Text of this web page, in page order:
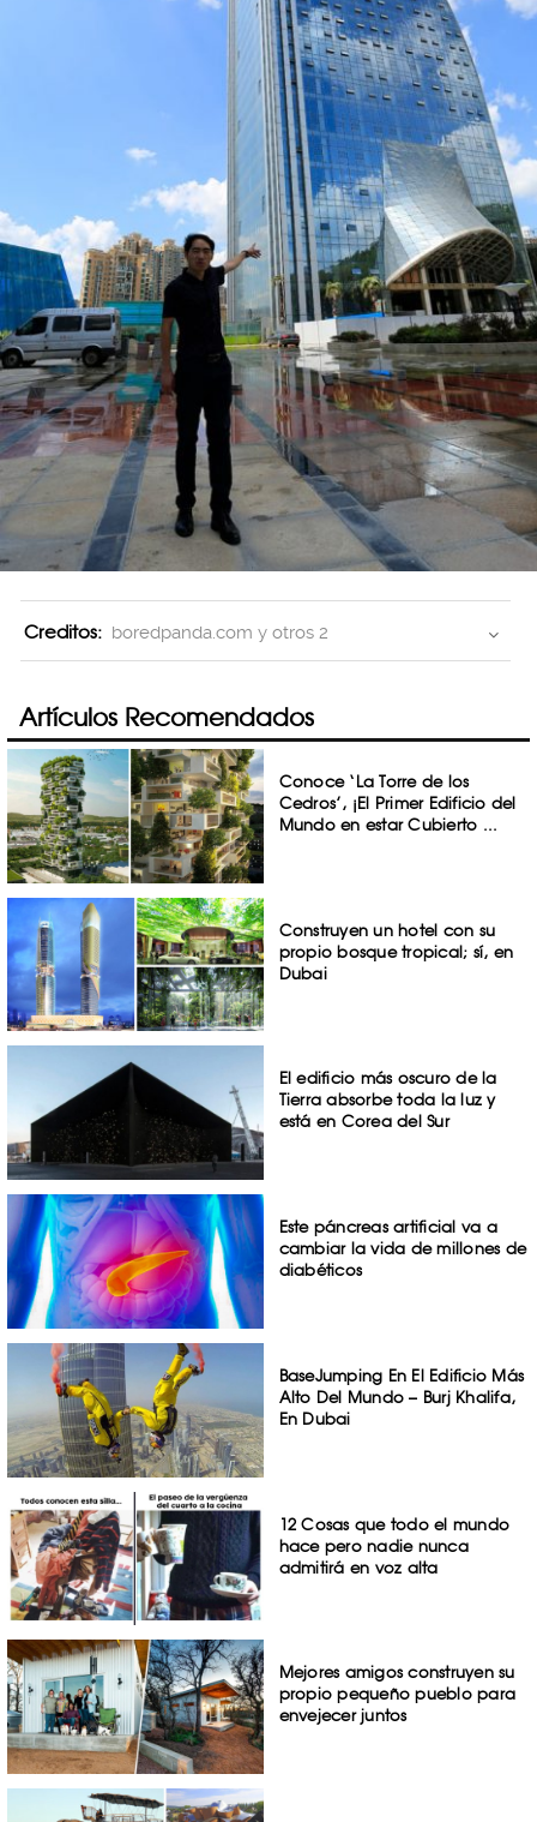
Creditos: boredpanda.com y otros 2
Artículos Recomendados
Conoce ‘La Torre de los
Cedros’, ¡El Primer Edificio del
Mundo en estar Cubierto ...
Construyen un hotel con su
propio bosque tropical; sí, en
Dubai
El edificio más oscuro de la
Tierra absorbe toda la luz y
está en Corea del Sur
Este páncreas artificial va a
cambiar la vida de millones de
diabéticos
BaseJumping En El Edificio Más
Alto Del Mundo – Burj Khalifa,
En Dubai
12 Cosas que todo el mundo
hace pero nadie nunca
admitirá en voz alta
Mejores amigos construyen su
propio pequeño pueblo para
envejecer juntos